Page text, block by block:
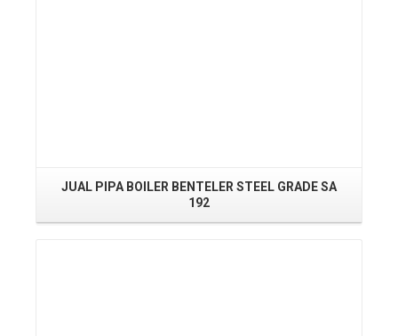
JUAL PIPA BOILER BENTELER STEEL GRADE SA
192